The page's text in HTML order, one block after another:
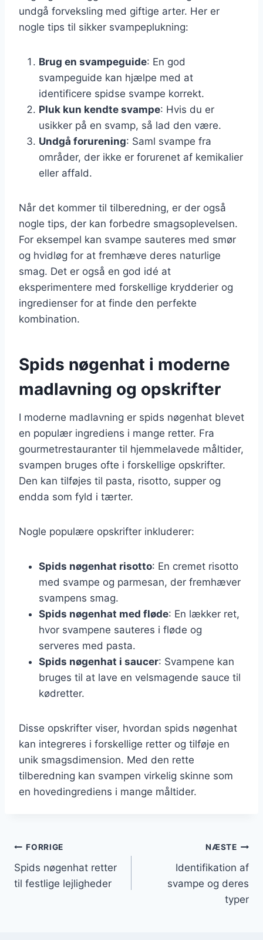
undgå forveksling med giftige arter. Her er
nogle tips til sikker svampeplukning:
Brug en svampeguide: En god
svampeguide kan hjælpe med at
identificere spidse svampe korrekt.
Pluk kun kendte svampe: Hvis du er
usikker på en svamp, så lad den være.
Undgå forurening: Saml svampe fra
områder, der ikke er forurenet af kemikalier
eller affald.
Når det kommer til tilberedning, er der også
nogle tips, der kan forbedre smagsoplevelsen.
For eksempel kan svampe sauteres med smør
og hvidløg for at fremhæve deres naturlige
smag. Det er også en god idé at
eksperimentere med forskellige krydderier og
ingredienser for at finde den perfekte
kombination.
Spids nøgenhat i moderne
madlavning og opskrifter
I moderne madlavning er spids nøgenhat blevet
en populær ingrediens i mange retter. Fra
gourmetrestauranter til hjemmelavede måltider,
svampen bruges ofte i forskellige opskrifter.
Den kan tilføjes til pasta, risotto, supper og
endda som fyld i tærter.
Nogle populære opskrifter inkluderer:
Spids nøgenhat risotto: En cremet risotto
med svampe og parmesan, der fremhæver
svampens smag.
Spids nøgenhat med fløde: En lækker ret,
hvor svampene sauteres i fløde og
serveres med pasta.
Spids nøgenhat i saucer: Svampene kan
bruges til at lave en velsmagende sauce til
kødretter.
Disse opskrifter viser, hvordan spids nøgenhat
kan integreres i forskellige retter og tilføje en
unik smagsdimension. Med den rette
tilberedning kan svampen virkelig skinne som
en hovedingrediens i mange måltider.
Indlægsnavigation
FORRIGE
Spids nøgenhat retter
til festlige lejligheder
NÆSTE
Identifikation af
svampe og deres
typer